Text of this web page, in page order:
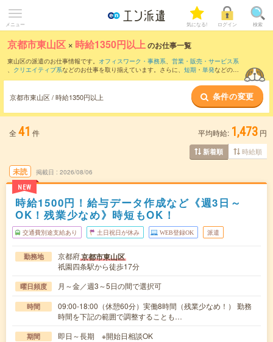
メニュー 気になる! ログイン 検索
京都市東山区 × 時給1350円以上のお仕事一覧
東山区の派遣のお仕事情報です。 オフィスワーク・事務系、 営業・販売・サービス系
、 クリエイティブ系などのお仕事を取り揃えています。さらに、 短期 ・ 単発などの期
京都市東山区 / 時給1350円以上 条件の変更
全 41 件 平均時給: 1,473 円
新着順 時給順
未読
NEW
掲載日 2026/08/06
時給1500円！給与データ作成など《週3日～
OK！残業少なめ》時短もOK！
交通費別途支給あり 土日祝日が休み WEB登録OK 派遣
勤務地 京都府京都市東山区
祇園四条駅から徒歩17分
曜日頻度 月～金／週3～5日の間で選択可
時間
09:00-18:00（休憩60分）実働8時間（残業少なめ！） 勤務
時間を下記の範囲で調整することも…
期間 即日～長期 ※開始日相談OK